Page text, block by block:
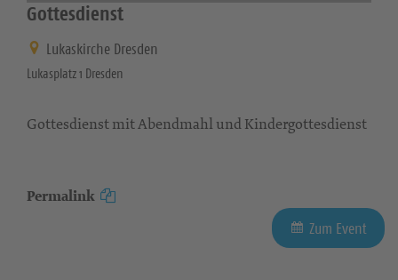
Gottesdienst
Lukaskirche Dresden
Lukasplatz 1 Dresden
Gottesdienst mit Abendmahl und Kindergottesdienst
Permalink
Zum Event